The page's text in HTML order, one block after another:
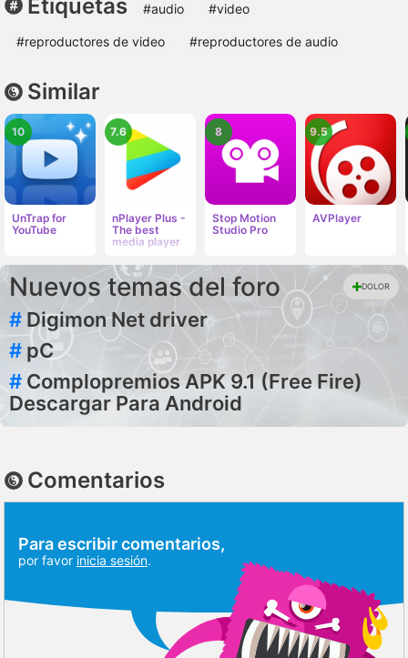
Etiquetas #audio #video
#reproductores de video #reproductores de audio
Similar
UnTrap for
YouTube
10
nPlayer Plus -
The best
media player
7.6
Stop Motion
Studio Pro
8
AVPlayer
9.5
Nuevos temas del foro DOLOR
# Digimon Net driver
# pC
# Complopremios APK 9.1 (Free Fire)
Descargar Para Android
Comentarios
Para escribir comentarios,
por favor inicia sesión.